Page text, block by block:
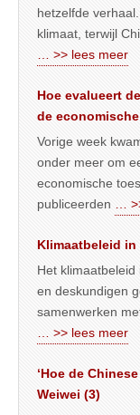
hetzelfde
klimaat, terwijl
… >> lees meer
Hoe evalueert
de
Vorige week
onder meer om
economische
publiceerden
…
Klimaatbeleid in
Het
en deskundigen
samenwerken
… >> lees meer
‘Hoe de
Weiwei (3)